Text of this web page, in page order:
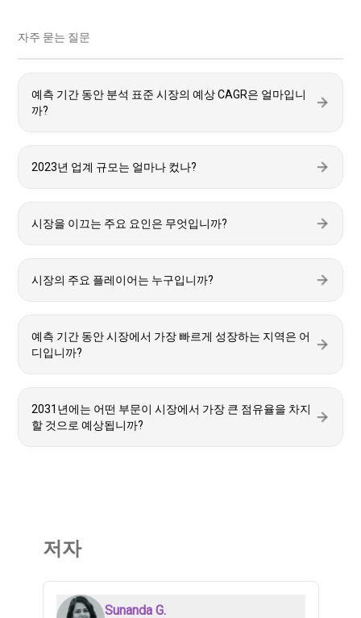
자주 묻는 질문
예측 기간 동안 분석 표준 시장의 예상 CAGR은 얼마입니
까?
2023년 업계 규모는 얼마나 컸나?
시장을 이끄는 주요 요인은 무엇입니까?
시장의 주요 플레이어는 누구입니까?
예측 기간 동안 시장에서 가장 빠르게 성장하는 지역은 어
디입니까?
2031년에는 어떤 부문이 시장에서 가장 큰 점유율을 차지
할 것으로 예상됩니까?
저자
Sunanda G.